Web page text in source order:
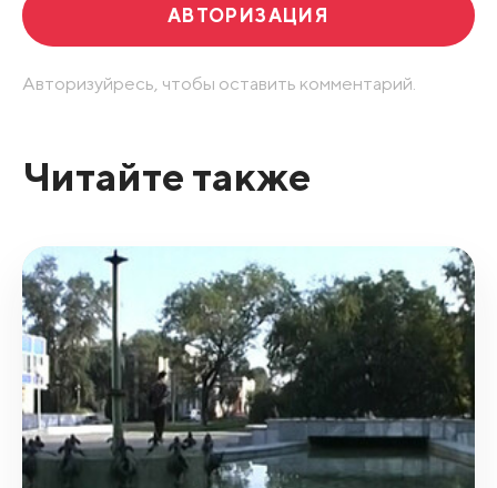
АВТОРИЗАЦИЯ
Авторизуйресь, чтобы оставить комментарий.
Читайте также